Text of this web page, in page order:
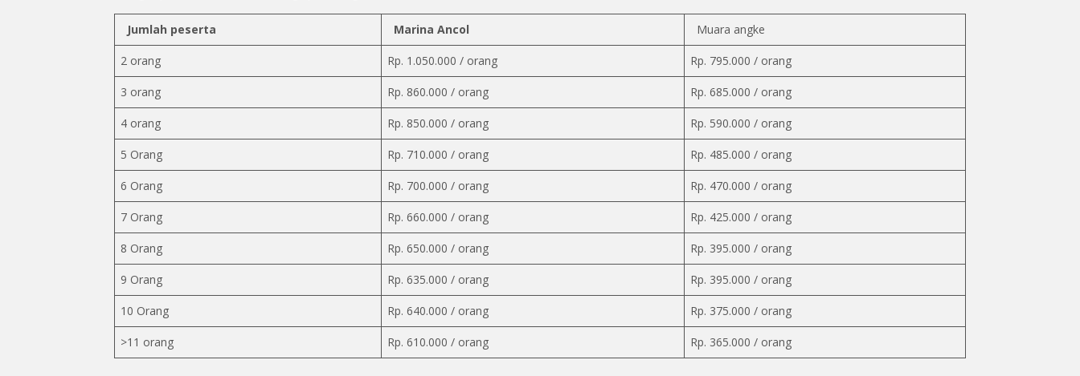
Jumlah peserta Marina Ancol Muara angke
2 orang Rp. 1.050.000 / orang Rp. 795.000 / orang
3 orang Rp. 860.000 / orang Rp. 685.000 / orang
4 orang Rp. 850.000 / orang Rp. 590.000 / orang
5 Orang Rp. 710.000 / orang Rp. 485.000 / orang
6 Orang Rp. 700.000 / orang Rp. 470.000 / orang
7 Orang Rp. 660.000 / orang Rp. 425.000 / orang
8 Orang Rp. 650.000 / orang Rp. 395.000 / orang
9 Orang Rp. 635.000 / orang Rp. 395.000 / orang
10 Orang Rp. 640.000 / orang Rp. 375.000 / orang
>11 orang Rp. 610.000 / orang Rp. 365.000 / orang